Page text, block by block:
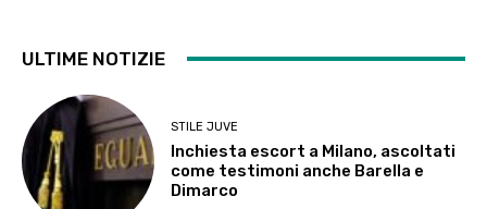
ULTIME NOTIZIE
STILE JUVE
Inchiesta escort a Milano, ascoltati
come testimoni anche Barella e
Dimarco